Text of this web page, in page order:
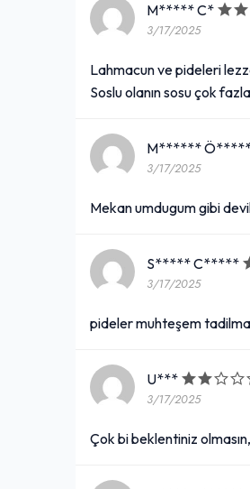
M***** C*
3/17/2025
Lahmacun ve pideleri
Soslu olanın sosu çok
M******
3/17/2025
Mekan umdugum gibi
S***** C*****
3/17/2025
pideler muhteşem
U***
3/17/2025
Çok bi beklentiniz